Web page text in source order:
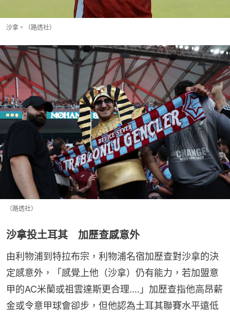
沙拿。（路透社）
（路透社）
沙拿投土耳其 加歷查感意外
由利物浦到特拉布宗，利物浦名宿加歷查對沙拿的決
定感意外，「感覺上他（沙拿）仍有能力，若加盟意
甲的AC米蘭或祖雲達斯更合理....」加歷查指他高昂薪
金或令意甲球會卻步，但他認為土耳其聯賽水平遠低